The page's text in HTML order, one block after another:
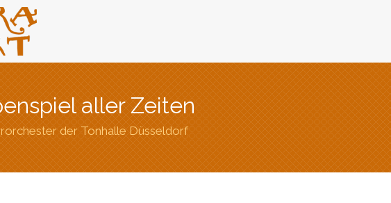
aller Zeiten
der Tonhalle Düsseldorf